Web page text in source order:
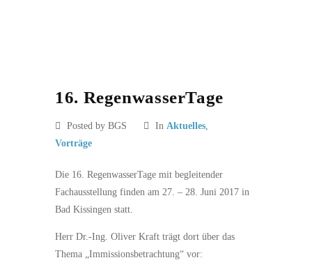
16. RegenwasserTage
Posted by BGS In Aktuelles
Vorträge
Die 16. RegenwasserTage mit begleitender
Fachausstellung finden am 27. – 28. Juni 2017 in
Bad Kissingen statt.
Herr Dr.-Ing. Oliver Kraft trägt dort über das
Thema „Immissionsbetrachtung“ vor: